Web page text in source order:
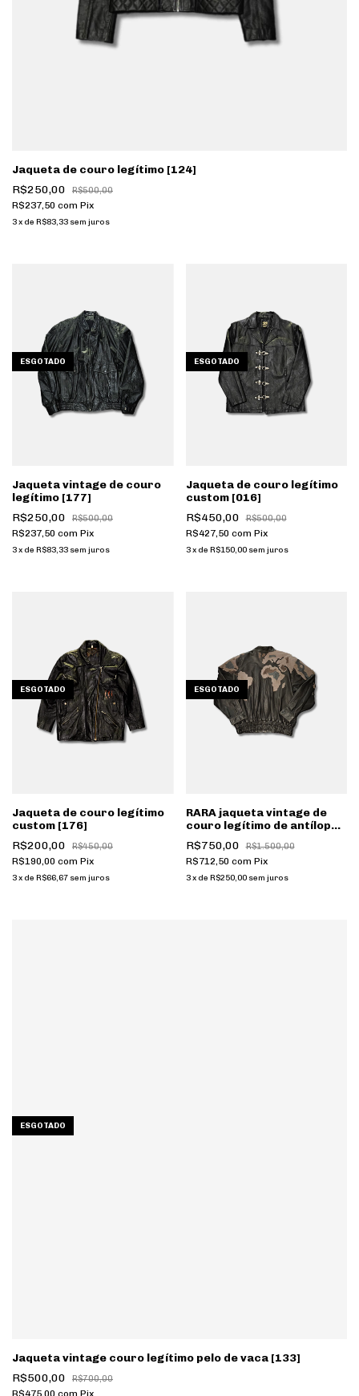
Jaqueta de couro legítimo [124]
R$250,00
R$500,00
R$237,50 com Pix
3x de R$83,33 sem juros
ESGOTADO
Jaqueta vintage de couro
legítimo [177]
R$250,00
R$500,00
R$237,50 com Pix
3x de R$83,33 sem juros
ESGOTADO
Jaqueta de couro legítimo
custom [016]
R$450,00
R$500,00
R$427,50 com Pix
3 x de R$150,00 sem juros
ESGOTADO
Jaqueta de couro legítimo
custom [176]
R$200,00
R$450,00
R$190,00 com Pix
3x de R$66,67 sem juros
ESGOTADO
RARA jaqueta vintage de
couro legítimo de antílope
com patchwork [168]
R$750,00 R$1.500,00
R$712,50 com Pix
3 x de R$250,00 sem juros
ESGOTADO
Jaqueta vintage couro legítimo pelo de vaca [133]
R$500,00
R$700,00
R$475,00 com Pix